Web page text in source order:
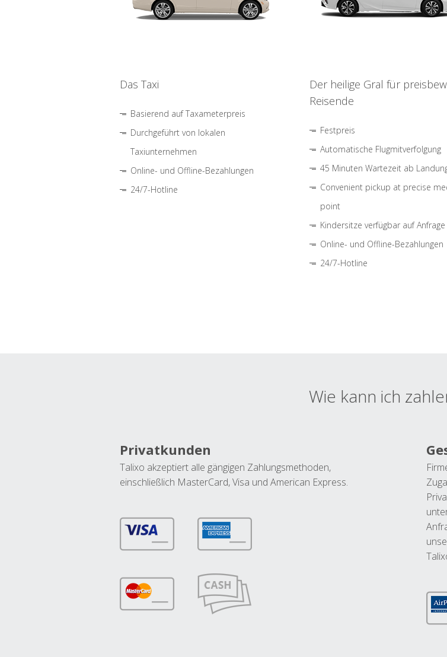
Das Taxi
Basierend auf Taxameterpreis
Durchgeführt von lokalen
Taxiunternehmen
Online- und Offline-Bezahlungen
24/7-Hotline
Der heilige Gral für
Reisende
Festpreis
Automatische Flugmitverfolgung
45 Minuten Wartezeit ab
Convenient pickup at precise
point
Kindersitze verfügbar auf Anfrage
Online- und Offline-Bezahlungen
24/7-Hotline
Wie kann ich
Privatkunden
Talixo akzeptiert alle gängigen Zahlungsmethoden,
einschließlich MasterCard, Visa und American Express.